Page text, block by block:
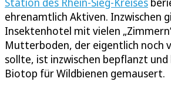
ehrenamtlich Aktiven. Inzwischen
Insektenhotel mit vielen
Mutterboden, der eigentlich noch
sollte, ist inzwischen bepflanzt und
Biotop für Wildbienen gemausert.